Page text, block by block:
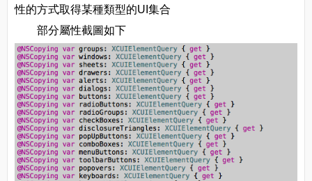
性的方式取得某種類型的UI集合
部分屬性截圖如下